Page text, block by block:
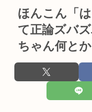
ホモガキ、今年も晒される
おばさん、電車内で「痴
片山さつき、高市反逆
【動画】高市早苗さん
億円突...
高市おサナ、被爆者代
めるw ...
中国製の動画生成AI「
Z世代が暮らす学生寮、
イオンモール爆発事故
ほんこん「
て正論ズバ
ちゃん何とか